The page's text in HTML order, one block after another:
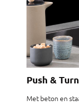
Push & Turn
Met beton en